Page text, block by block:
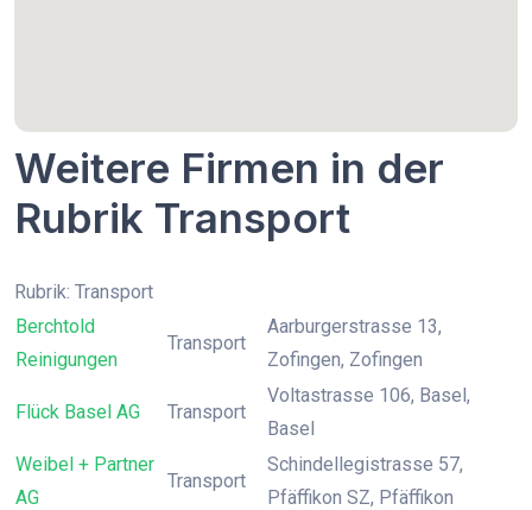
Weitere Firmen in der
Rubrik Transport
Rubrik: Transport
Berchtold
Reinigungen
Transport
Aarburgerstrasse 13,
Zofingen, Zofingen
Flück Basel AG Transport
Voltastrasse 106, Basel,
Basel
Weibel + Partner
AG
Transport
Schindellegistrasse 57,
Pfäffikon SZ, Pfäffikon